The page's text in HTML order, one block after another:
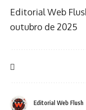
Editorial Web
outubro de 2025
Editorial Web Flush